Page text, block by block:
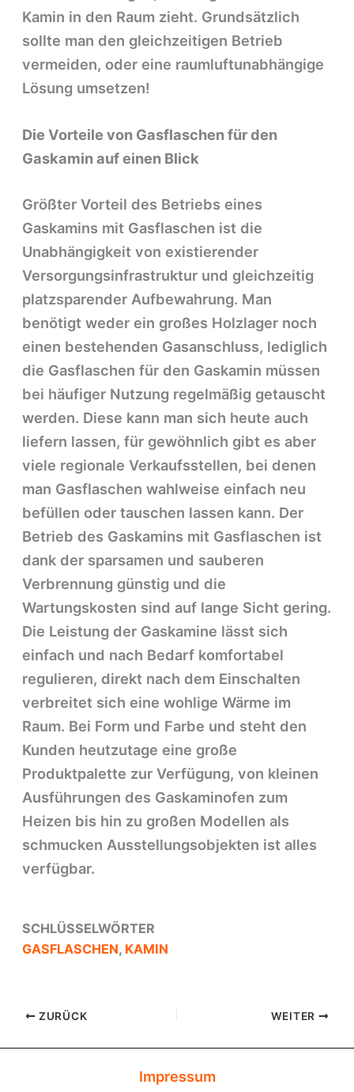
Kamin in den Raum zieht. Grundsätzlich
sollte man den gleichzeitigen Betrieb
vermeiden, oder eine raumluftunabhängige
Lösung umsetzen!
Die Vorteile von Gasflaschen für den
Gaskamin auf einen Blick
Größter Vorteil des Betriebs eines
Gaskamins mit Gasflaschen ist die
Unabhängigkeit von existierender
Versorgungsinfrastruktur und gleichzeitig
platzsparender Aufbewahrung. Man
benötigt weder ein großes Holzlager noch
einen bestehenden Gasanschluss, lediglich
die Gasflaschen für den Gaskamin müssen
bei häufiger Nutzung regelmäßig getauscht
werden. Diese kann man sich heute auch
liefern lassen, für gewöhnlich gibt es aber
viele regionale Verkaufsstellen, bei denen
man Gasflaschen wahlweise einfach neu
befüllen oder tauschen lassen kann. Der
Betrieb des Gaskamins mit Gasflaschen ist
dank der sparsamen und sauberen
Verbrennung günstig und die
Wartungskosten sind auf lange Sicht gering.
Die Leistung der Gaskamine lässt sich
einfach und nach Bedarf komfortabel
regulieren, direkt nach dem Einschalten
verbreitet sich eine wohlige Wärme im
Raum. Bei Form und Farbe und steht den
Kunden heutzutage eine große
Produktpalette zur Verfügung, von kleinen
Ausführungen des Gaskaminofen zum
Heizen bis hin zu großen Modellen als
schmucken Ausstellungsobjekten ist alles
verfügbar.
SCHLÜSSELWÖRTER
GASFLASCHEN, KAMIN
ZURÜCK WEITER
Impressum